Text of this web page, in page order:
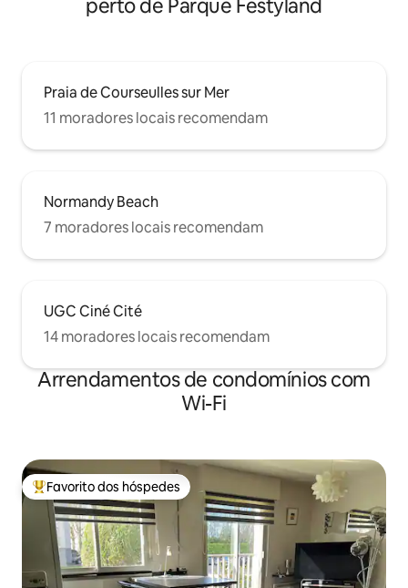
perto de Parque Festyland
Praia de Courseulles sur Mer
11 moradores locais recomendam
Normandy Beach
7 moradores locais recomendam
UGC Ciné Cité
14 moradores locais recomendam
Arrendamentos de condomínios com
Wi-Fi
Favoritos dos hóspedes mais apreciados
Favorito dos hóspedes